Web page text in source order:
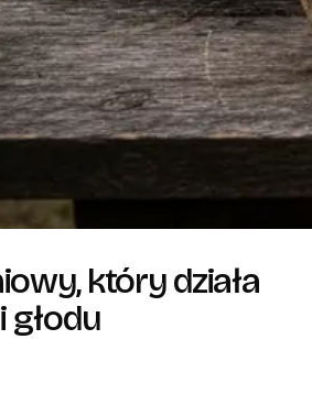
który działa
głodu